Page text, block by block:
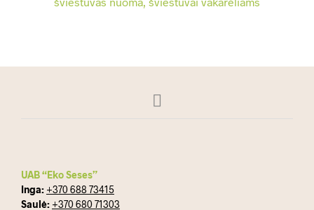
UAB “Eko Seses”
Inga: +370 688 73415
Saulė: +370 680 71303